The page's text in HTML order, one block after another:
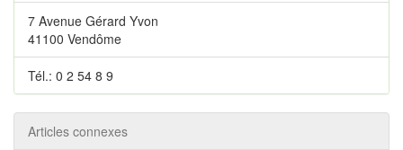
7 Avenue Gérard Yvon
41100 Vendôme
Tél.: 0 2 54 8 9
Articles connexes